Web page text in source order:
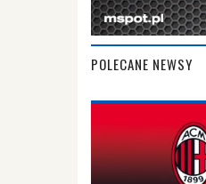
POLECANE NEWSY